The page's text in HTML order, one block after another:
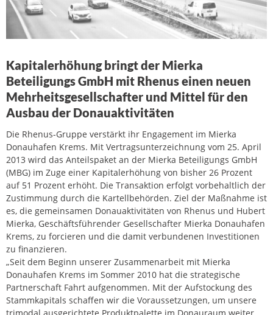
Kapitalerhöhung bringt der Mierka
Beteiligungs GmbH mit Rhenus einen neuen
Mehrheitsgesellschafter und Mittel für den
Ausbau der Donauaktivitäten
Die Rhenus-Gruppe verstärkt ihr Engagement im Mierka
Donauhafen Krems. Mit Vertragsunterzeichnung vom 25. April
2013 wird das Anteilspaket an der Mierka Beteiligungs GmbH
(MBG) im Zuge einer Kapitalerhöhung von bisher 26 Prozent
auf 51 Prozent erhöht. Die Transaktion erfolgt vorbehaltlich der
Zustimmung durch die Kartellbehörden. Ziel der Maßnahme ist
es, die gemeinsamen Donauaktivitäten von Rhenus und Hubert
Mierka, Geschäftsführender Gesellschafter Mierka Donauhafen
Krems, zu forcieren und die damit verbundenen Investitionen
zu finanzieren.
„Seit dem Beginn unserer Zusammenarbeit mit Mierka
Donauhafen Krems im Sommer 2010 hat die strategische
Partnerschaft Fahrt aufgenommen. Mit der Aufstockung des
Stammkapitals schaffen wir die Voraussetzungen, um unsere
trimodal ausgerichtete Produktpalette im Donauraum weiter